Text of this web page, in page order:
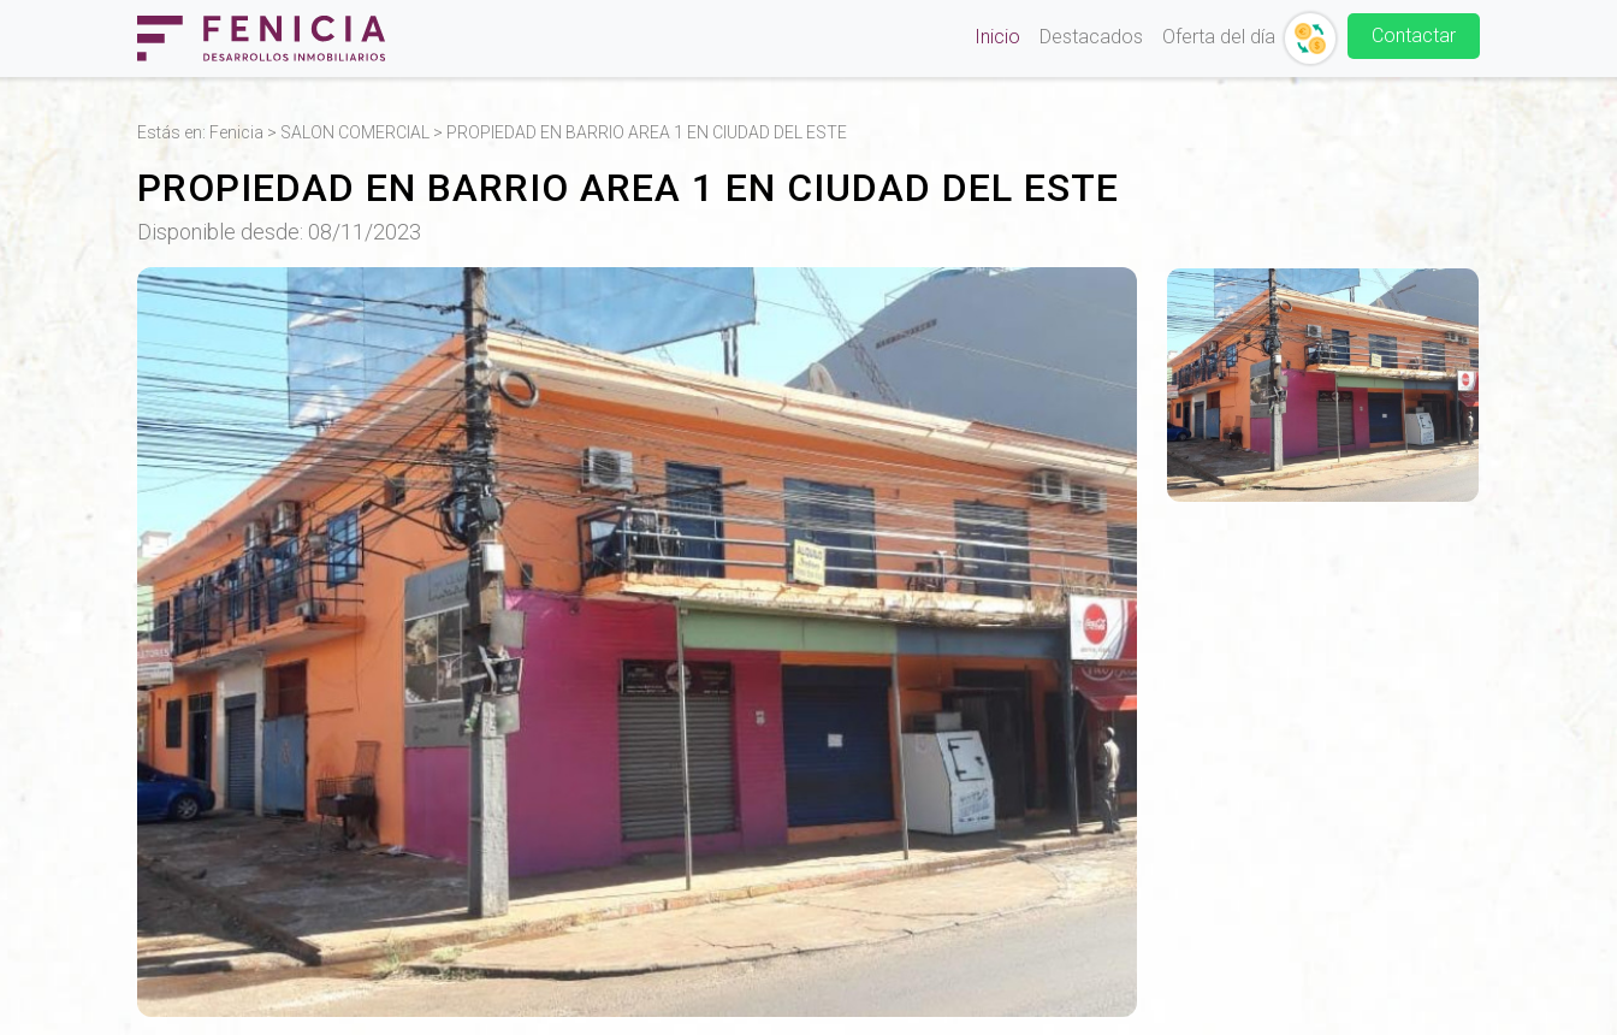
Inicio Destacados Oferta del día Contactar
Estás en: Fenicia > SALON COMERCIAL > PROPIEDAD EN BARRIO AREA 1 EN CIUDAD DEL ESTE
PROPIEDAD EN BARRIO AREA 1 EN CIUDAD DEL ESTE
Disponible desde: 08/11/2023